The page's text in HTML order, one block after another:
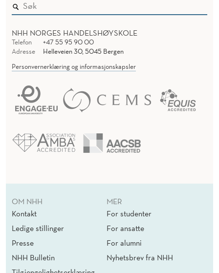
NHH NORGES HANDELSHØYSKOLE
Telefon
+47 55 95 90 00
Adresse
Helleveien 30, 5045 Bergen
Personvernerklæring og informasjonskapsler
OM NHH
Kontakt
Ledige stillinger
Presse
NHH Bulletin
MER
For studenter
For ansatte
For alumni
Nyhetsbrev fra NHH